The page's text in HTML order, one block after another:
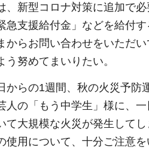
、新型コロナ対策に追加で
急支援給付金」などを給付
からお問い合わせをいただ
う努めてまいりたい。
からの1週間、秋の火災予防
人の「もう中学生」様に、
て大規模な火災が発生して
使用について、十分ご注意